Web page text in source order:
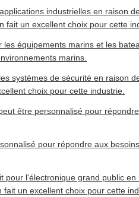
industrielles en raison
un excellent choix pour cette
équipements marins et les
marins.
systèmes de sécurité en raison
choix pour cette industrie.
être personnalisé pour
pour répondre aux
l'électronique grand public
un excellent choix pour cette